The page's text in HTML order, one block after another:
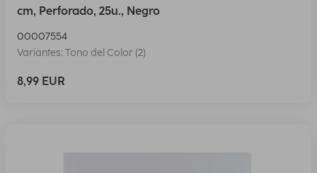
cm, Perforado, 25u., Negro
00007554
Variantes: Tono del Color (2)
8,99 EUR